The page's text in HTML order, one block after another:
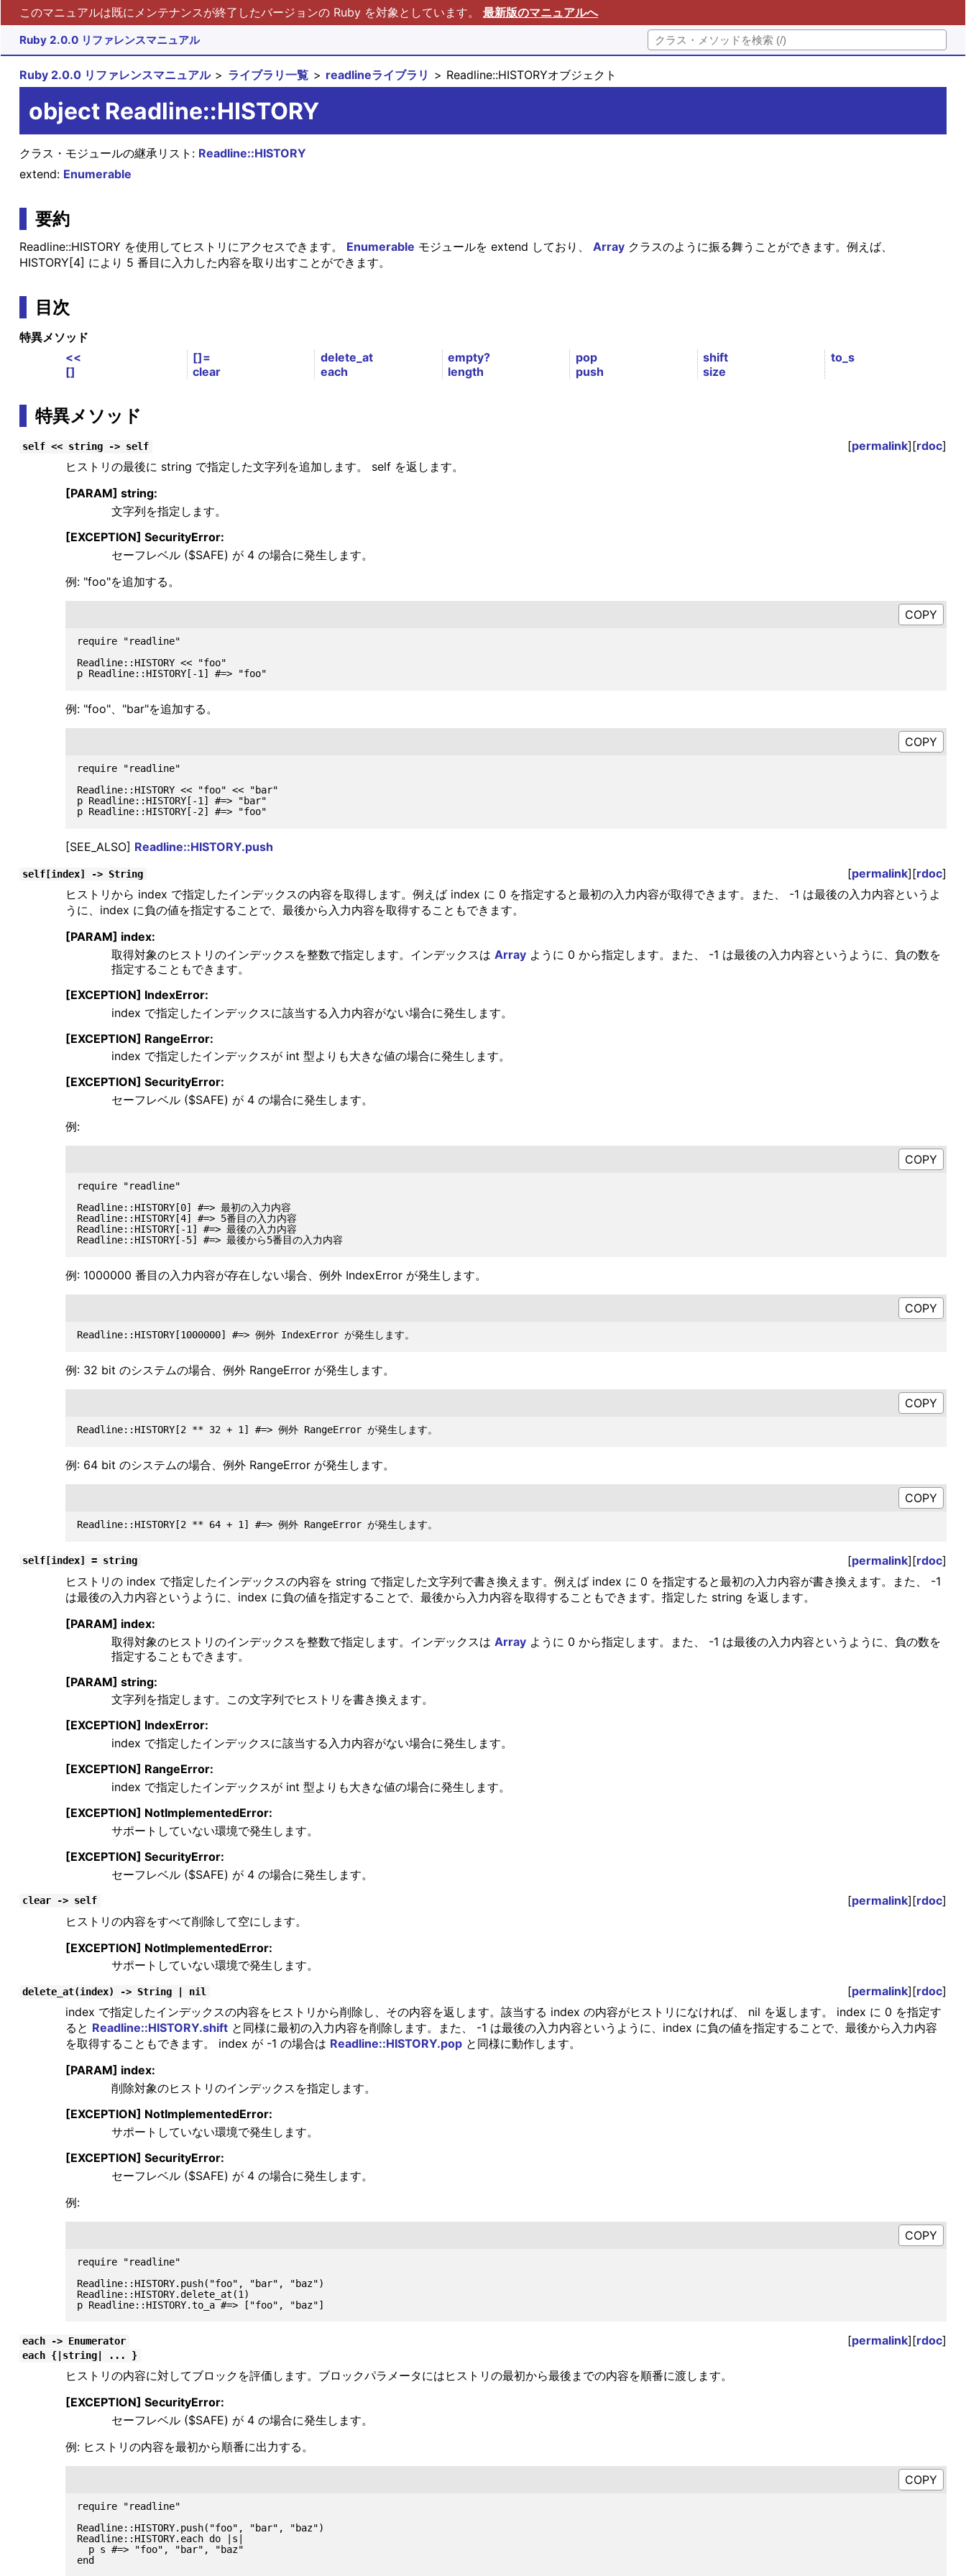
このマニュアルは既にメンテナンスが終了したバージョンの Ruby を対象としています。 最新版のマニュアルへ
Ruby 2.0.0 リファレンスマニュアル
Ruby 2.0.0 リファレンスマニュアル ライブラリ一覧 readlineライブラリ Readline::HISTORYオブジェクト
object Readline::HISTORY
クラス・モジュールの継承リスト: Readline::HISTORY
extend: Enumerable
要約
Readline::HISTORY を使用してヒストリにアクセスできます。 Enumerable モジュールを extend しており、 Arrayクラスのように振る舞うことができます。例えば、
HISTORY[4] により 5 番目に入力した内容を取り出すことができます。
目次
特異メソッド
<<
[]
[]=
clear
delete_at
each
empty?
length
pop
push
shift
size
to_s
特異メソッド
self << string -> self [permalink][rdoc]
ヒストリの最後に string で指定した文字列を追加します。 self を返します。
[PARAM] string:
文字列を指定します。
[EXCEPTION] SecurityError:
セーフレベル ($SAFE) が 4 の場合に発生します。
例: "foo"を追加する。
require "readline"
Readline::HISTORY << "foo"
例: "foo"、"bar"を追加する。
require "readline"
Readline::HISTORY << "foo" << "bar"
p Readline::HISTORY[-1] #=> "bar"
[SEE_ALSO] Readline::HISTORY.push
self[index] -> String [permalink][rdoc]
ヒストリから index で指定したインデックスの内容を取得します。例えば index に 0 を指定すると最初の入力内容が取得できます。また、 -1 は最後の入力内容というよ
うに、index に負の値を指定することで、最後から入力内容を取得することもできます。
[PARAM] index:
取得対象のヒストリのインデックスを整数で指定します。インデックスは Arrayように 0 から指定します。また、 -1 は最後の入力内容というように、負の数を
指定することもできます。
[EXCEPTION] IndexError:
index で指定したインデックスに該当する入力内容がない場合に発生します。
[EXCEPTION] RangeError:
index で指定したインデックスが int 型よりも大きな値の場合に発生します。
[EXCEPTION] SecurityError:
セーフレベル ($SAFE) が 4 の場合に発生します。
例:
require "readline"
Readline::HISTORY[0] #=> 最初の入力内容
Readline::HISTORY[4] #=> 5番目の入力内容
Readline::HISTORY[-1] #=> 最後の入力内容
例: 1000000 番目の入力内容が存在しない場合、例外 IndexError が発生します。
例: 32 bit のシステムの場合、例外 RangeError が発生します。
例: 64 bit のシステムの場合、例外 RangeError が発生します。
self[index] = string [permalink][rdoc]
ヒストリの index で指定したインデックスの内容を string で指定した文字列で書き換えます。例えば index に 0 を指定すると最初の入力内容が書き換えます。また、 -1
は最後の入力内容というように、index に負の値を指定することで、最後から入力内容を取得することもできます。指定した string を返します。
[PARAM] index:
取得対象のヒストリのインデックスを整数で指定します。インデックスは Arrayように 0 から指定します。また、 -1 は最後の入力内容というように、負の数を
指定することもできます。
[PARAM] string:
文字列を指定します。この文字列でヒストリを書き換えます。
[EXCEPTION] IndexError:
index で指定したインデックスに該当する入力内容がない場合に発生します。
[EXCEPTION] RangeError:
index で指定したインデックスが int 型よりも大きな値の場合に発生します。
[EXCEPTION] NotImplementedError:
サポートしていない環境で発生します。
[EXCEPTION] SecurityError:
セーフレベル ($SAFE) が 4 の場合に発生します。
clear -> self [permalink][rdoc]
ヒストリの内容をすべて削除して空にします。
[EXCEPTION] NotImplementedError:
サポートしていない環境で発生します。
delete_at(index) -> String | nil [permalink][rdoc]
index で指定したインデックスの内容をヒストリから削除し、その内容を返します。該当する index の内容がヒストリになければ、 nil を返します。 index に 0 を指定す
ると Readline::HISTORY.shiftと同様に最初の入力内容を削除します。また、 -1 は最後の入力内容というように、index に負の値を指定することで、最後から入力内容
を取得することもできます。 index が -1 の場合は Readline::HISTORY.popと同様に動作します。
[PARAM] index:
削除対象のヒストリのインデックスを指定します。
[EXCEPTION] NotImplementedError:
サポートしていない環境で発生します。
[EXCEPTION] SecurityError:
セーフレベル ($SAFE) が 4 の場合に発生します。
例:
require "readline"
Readline::HISTORY.push("foo", "bar", "baz")
Readline::HISTORY.delete_at(1)
each -> Enumerator [permalink][rdoc]
each {|string| ... }
ヒストリの内容に対してブロックを評価します。ブロックパラメータにはヒストリの最初から最後までの内容を順番に渡します。
[EXCEPTION] SecurityError:
セーフレベル ($SAFE) が 4 の場合に発生します。
例: ヒストリの内容を最初から順番に出力する。
require "readline"
Readline::HISTORY.push("foo", "bar", "baz")
Readline::HISTORY.each do |s|
  p s #=> "foo", "bar", "baz"